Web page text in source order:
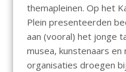
themapleinen. Op het
Plein presenteerden
aan (vooral) het jonge
musea, kunstenaars en
organisaties droegen